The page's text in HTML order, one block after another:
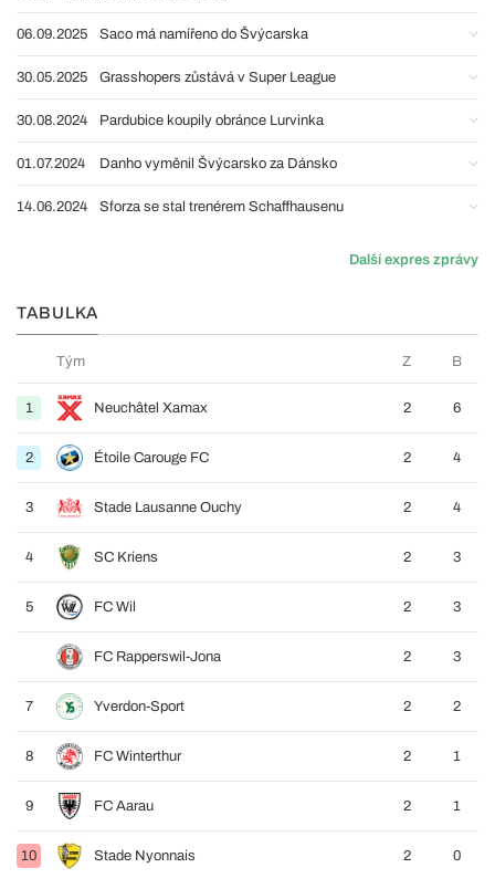
06.09.2025 Saco má namířeno do Švýcarska
30.05.2025 Grasshopers zůstává v Super League
30.08.2024 Pardubice koupily obránce Lurvinka
01.07.2024 Danho vyměnil Švýcarsko za Dánsko
14.06.2024 Sforza se stal trenérem Schaffhausenu
Další expres zprávy
TABULKA
Tým Z B
1 Neuchâtel Xamax 2 6
2 Étoile Carouge FC 2 4
3 Stade Lausanne Ouchy 2 4
4 SC Kriens 2 3
5 FC Wil 2 3
FC Rapperswil-Jona 2 3
7 Yverdon-Sport 2 2
8 FC Winterthur 2 1
9 FC Aarau 2 1
10 Stade Nyonnais 2 0